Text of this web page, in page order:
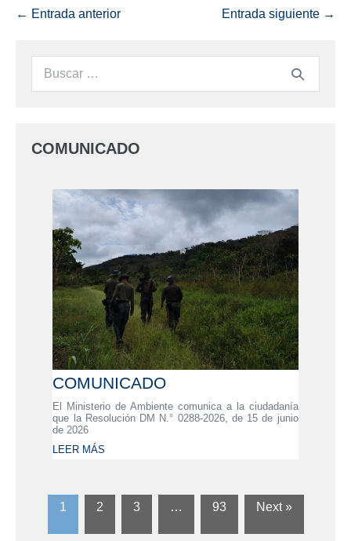
← Entrada anterior Entrada siguiente →
COMUNICADO
COMUNICADO
El Ministerio de Ambiente comunica a la ciudadanía
que la Resolución DM N.° 0288-2026, de 15 de junio
de 2026
LEER MÁS
1 2 3 … 93 Next »